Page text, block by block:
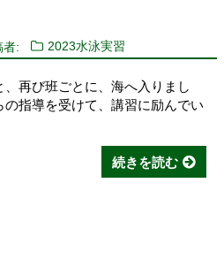
者: 2023水泳実習
再び班ごとに、海へ入りまし
指導を受けて、講習に励んでい
続きを読む